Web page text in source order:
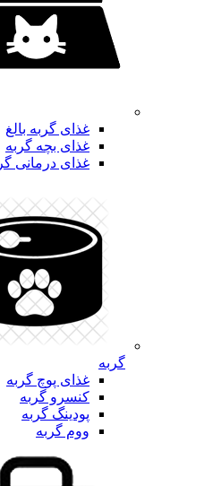
غذای گربه بالغ
غذای بچه گربه
غذای درمانی
گربه
غذای پوچ گربه
کنسرو گربه
پودینگ گربه
ووم گربه